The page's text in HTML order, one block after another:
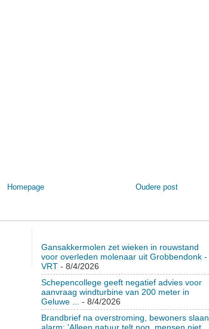
Oudere post
Homepage
Gansakkermolen zet wieken in rouwstand
voor overleden molenaar uit Grobbendonk -
VRT- 8/4/2026
Schepencollege geeft negatief advies voor
aanvraag windturbine van 200 meter in
Geluwe ...
- 8/4/2026
Brandbrief na overstroming, bewoners slaan